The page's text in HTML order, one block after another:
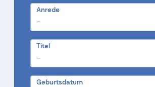
Anrede
Titel
Geburtsdatum